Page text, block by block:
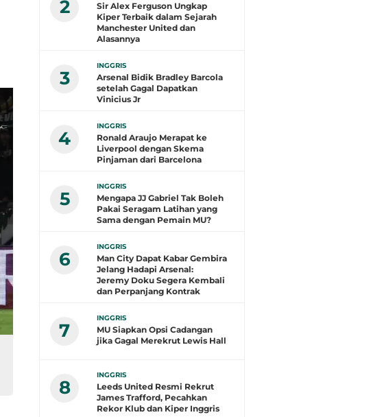
2
Sir Alex Ferguson Ungkap
Kiper Terbaik dalam Sejarah
Manchester United dan
Alasannya
3
INGGRIS
Arsenal Bidik Bradley Barcola
setelah Gagal Dapatkan
Vinicius Jr
4
INGGRIS
Ronald Araujo Merapat ke
Liverpool dengan Skema
Pinjaman dari Barcelona
5
INGGRIS
Mengapa JJ Gabriel Tak Boleh
Pakai Seragam Latihan yang
Sama dengan Pemain MU?
6
INGGRIS
Man City Dapat Kabar Gembira
Jelang Hadapi Arsenal:
Jeremy Doku Segera Kembali
dan Perpanjang Kontrak
7
INGGRIS
MU Siapkan Opsi Cadangan
jika Gagal Merekrut Lewis Hall
8
INGGRIS
Leeds United Resmi Rekrut
James Trafford, Pecahkan
Rekor Klub dan Kiper Inggris